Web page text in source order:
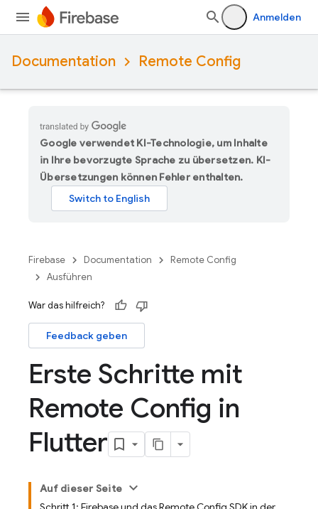
Anmelden
Documentation Remote Config
Google verwendet KI-Technologie, um Inhalte
in Ihre bevorzugte Sprache zu übersetzen. KI-
Übersetzungen können Fehler enthalten.
Firebase Documentation
Remote Config
Ausführen
War das hilfreich?
Feedback geben
Erste Schritte mit
Remote Config in
Flutter
Auf dieser Seite